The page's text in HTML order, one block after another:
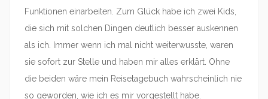
Funktionen einarbeiten. Zum Glück habe ich zwei Kids,
die sich mit solchen Dingen deutlich besser auskennen
als ich. Immer wenn ich mal nicht weiterwusste, waren
sie sofort zur Stelle und haben mir alles erklärt. Ohne
die beiden wäre mein Reisetagebuch wahrscheinlich nie
so geworden, wie ich es mir vorgestellt habe.